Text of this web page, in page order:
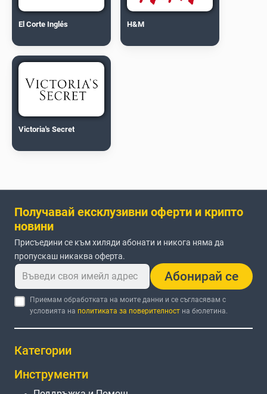
El Corte Inglés H&M
Victoria's Secret
Получавай ексклузивни оферти и крипто
новини
Присъедини се към хиляди абонати и никога няма да
пропускаш никаква оферта.
Абонирай се
Приемам обработката на моите данни и се съгласявам с
условията на политиката за поверителност на бюлетина.
Категории
Инструменти